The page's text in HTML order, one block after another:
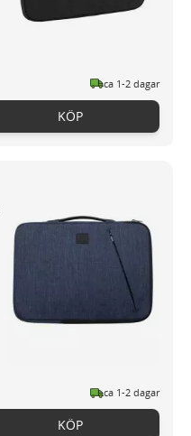
ca 1-2 dagar
KÖP
ca 1-2 dagar
KÖP